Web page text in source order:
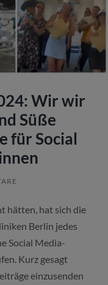
Wir wir
Süße
für Social
hätten, hat sich die
Berlin jedes
Social Media-
Kurz gesagt
einzusenden